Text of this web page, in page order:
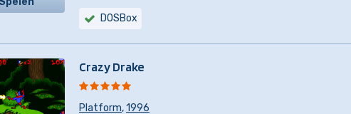
DOSBox
Crazy Drake
Platform,1996